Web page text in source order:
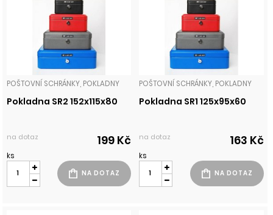
POŠTOVNÍ SCHRÁNKY, POKLADNY
Pokladna SR2 152x115x80
na dotaz 199 Kč
ks
POŠTOVNÍ SCHRÁNKY, POKLADNY
Pokladna SR1 125x95x60
na dotaz 163 Kč
ks